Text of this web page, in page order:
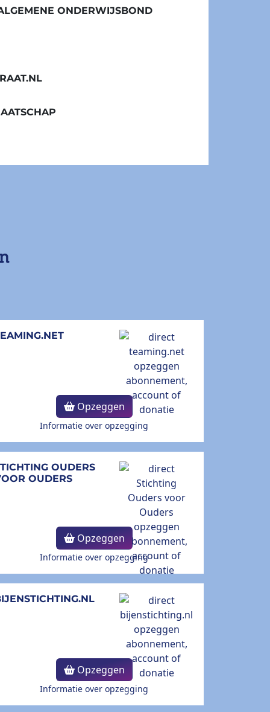
ONDERWIJSBOND
Opzeggen
Informatie over opzegging
OUDERS
OUDERS
Opzeggen
Informatie over opzegging
Opzeggen
Informatie over opzegging